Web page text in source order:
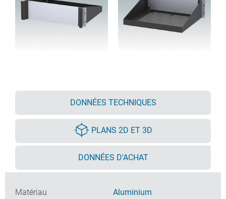
DONNÉES TECHNIQUES
PLANS 2D ET 3D
DONNÉES D'ACHAT
Matériau
Aluminium